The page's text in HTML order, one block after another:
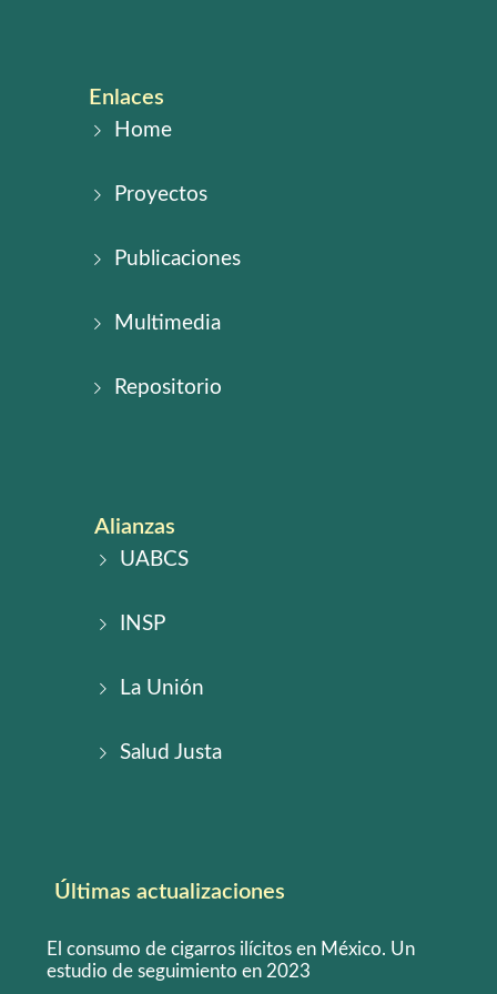
Enlaces
Home
Proyectos
Publicaciones
Multimedia
Repositorio
Alianzas
UABCS
INSP
La Unión
Salud Justa
Últimas actualizaciones
El consumo de cigarros ilícitos en México. Un
estudio de seguimiento en 2023